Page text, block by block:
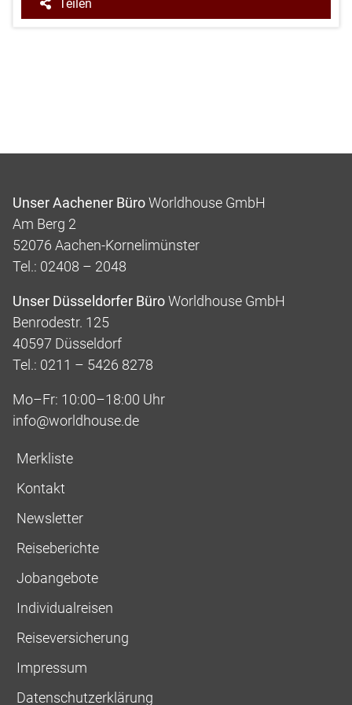
Teilen
Unser Aachener BüroWorldhouse GmbH
Am Berg 2
52076 Aachen-Kornelimünster
Tel.: 02408 – 2048
Unser Düsseldorfer BüroWorldhouse GmbH
Benrodestr. 125
40597 Düsseldorf
Tel.: 0211 – 5426 8278
Mo–Fr: 10:00–18:00 Uhr
info@worldhouse.de
Merkliste
Kontakt
Newsletter
Reiseberichte
Jobangebote
Individualreisen
Reiseversicherung
Impressum
Datenschutzerklärung